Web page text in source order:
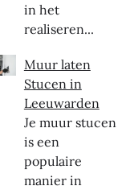
in het
realiseren...
Muur laten
Stucen in
Leeuwarden
Je muur stucen
is een
populaire
manier in